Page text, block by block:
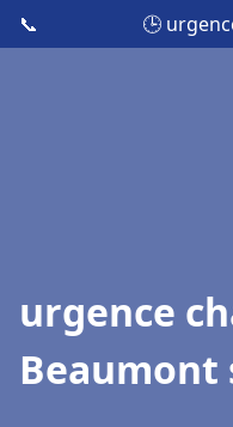
📞 🕒
urgence
Beaumont